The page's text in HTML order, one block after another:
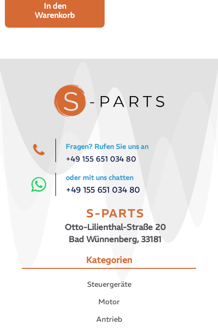
In den
Warenkorb
Fragen? Rufen Sie uns an
+49 155 651 034 80
oder mit uns chatten
+49 155 651 034 80
S-PARTS
Otto-Lilienthal-Straße 20
Bad Wünnenberg, 33181
Kategorien
Steuergeräte
Motor
Antrieb